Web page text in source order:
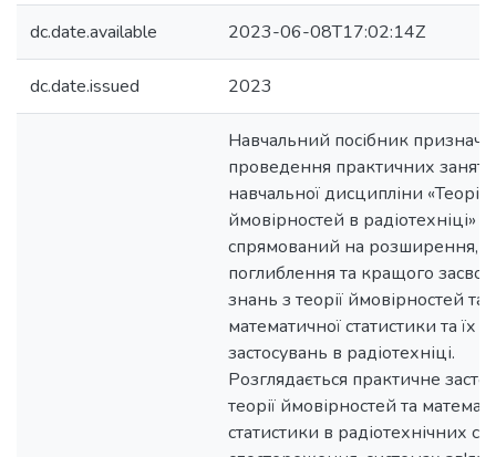
dc.date.available 2023-06-08T17:02:14Z
dc.date.issued 2023
Навчальний посібник
проведення практичних
навчальної дисципліни «Теорія
ймовірностей в радіотехніці» і
спрямований на розширення,
поглиблення та кращого
знань з теорії ймовірностей та
математичної статистики та їх
застосувань в радіотехніці.
Розглядається практичне
теорії ймовірностей та
статистики в радіотехнічних